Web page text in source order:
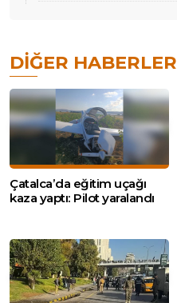
DIĞER HABERLER
Çatalca’da eğitim uçağı
kaza yaptı: Pilot yaralandı